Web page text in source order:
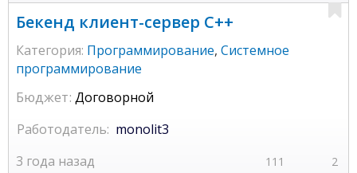
Бекенд клиент-сервер C++
Категория: Программирование, Системное
программирование
Бюджет: Договорной
111 2
3 года назад
Работодатель: monolit3